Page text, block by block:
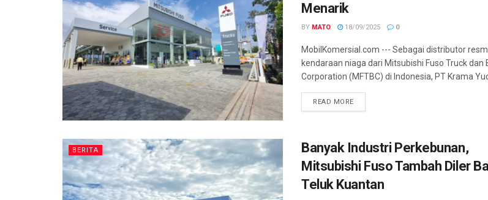
Menarik
BY MATO 18/09/2025 0
MobilKomersial.com --- Sebagai distributor
kendaraan niaga dari Mitsubishi Fuso Truck dan
Corporation (MFTBC) di Indonesia, PT Krama
READ MORE
BERITA
Banyak Industri Perkebunan,
Mitsubishi Fuso Tambah Diler
Teluk Kuantan